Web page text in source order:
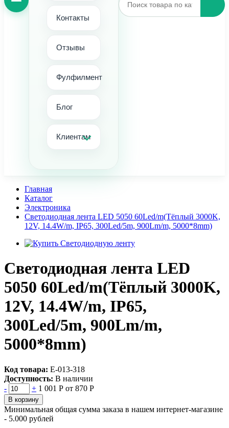
Контакты
Отзывы
Фулфилмент
Блог
Клиентам
Главная
Каталог
Электроника
Светодиодная лента LED 5050 60Led/m(Тёплый 3000K,
12V, 14.4W/m, IP65, 300Led/5m, 900Lm/m, 5000*8mm)
Светодиодная лента LED
5050 60Led/m(Тёплый 3000K,
12V, 14.4W/m, IP65,
300Led/5m, 900Lm/m,
5000*8mm)
Код товара: Е-013-318
Доступность: В наличии
-
+ 1 001 Р от 870 Р
В корзину
Минимальная общая сумма заказа в нашем интернет-магазине
- 5.000 рублей